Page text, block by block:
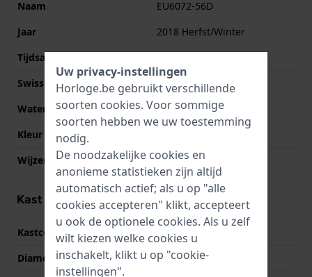
Naam
EU6072-56D
Jaar
2018 Herfst/Winter
Tijdsaanduiding
Swiss Made
Nee
Waterdichtheid
5 Bar (douchen)
Kleur Wijzerplaat
Wijzer kleuren (u,m,s)
Goud, Goud, Goud
Kast informatie
Kastcode
S114284
Diameter
28 mm
Uw privacy-instellingen
Horloge.be gebruikt verschillende
soorten cookies. Voor sommige
soorten hebben we uw toestemming
nodig.
De noodzakelijke cookies en
anonieme statistieken zijn altijd
automatisch actief; als u op "alle
cookies accepteren" klikt, accepteert
u ook de optionele cookies. Als u zelf
wilt kiezen welke cookies u
inschakelt, klikt u op "cookie-
instellingen".